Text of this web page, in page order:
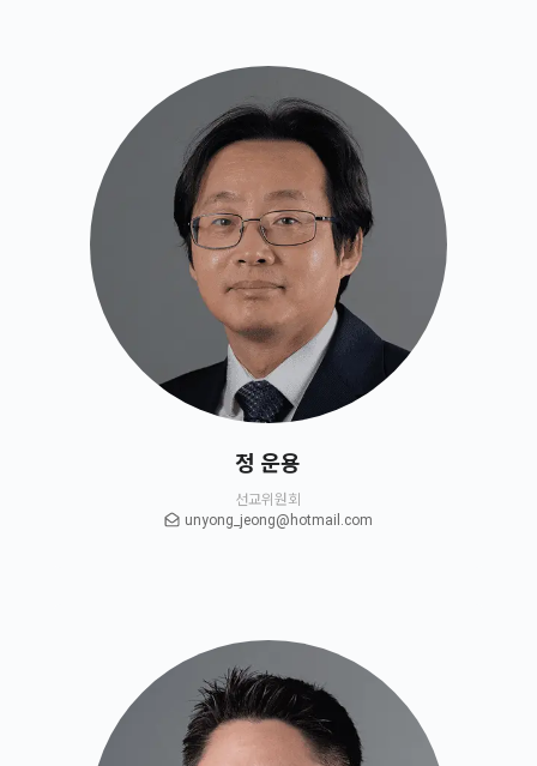
정 운용
선교위원회
unyong_jeong@hotmail.com